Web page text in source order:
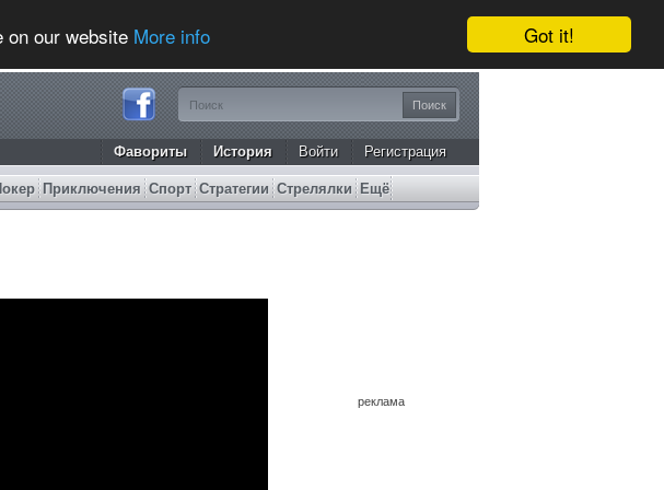
Got it!
on our website More info
Фавориты История Войти Регистрация
Приключения Спорт Стратегии Стрелялки Ещё
реклама